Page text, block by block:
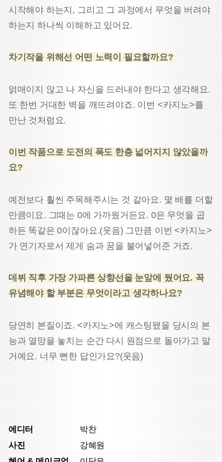
시작해야 하는지, 그리고 그 과정에서 무엇을 버려야
하는지 하나씩 이해하고 있어요.
차기작을 위해선 어떤 노력이 필요할까요?
얽매이지 않고 나 자신을 드러내야 한다고 생각해요.
또 한번 거대한 벽을 깨뜨려야죠. 이번 <카지노>를
만난 것처럼요.
이번 작품으로 도전의 폭도 한층 넓어지지 않았을까
요?
예전보다 훨씬 주목해주시는 것 같아요. 몇 배를 더할
만큼이요. 그때는 0에 가까웠거든요. 0은 무엇을 곱
하든 똑같은 0이잖아요.(웃음) 그만큼 이번 <카지노>
가 연기자로서 제게 숨과 꿈을 불어넣어준 거죠.
데뷔 직후 가장 가파른 상향선을 눈앞에 뒀어요. 꼭
유념해야 할 부분은 무엇이라고 생각하나요?
당연히 본질이죠. <카지노>에 캐스팅됐을 당시의 본
능과 열망을 놓치는 순간 다시 원점으로 돌아가고 말
거예요. 너무 뻔한 답인가요?(웃음)
에디터
박찬
사진
강혜원